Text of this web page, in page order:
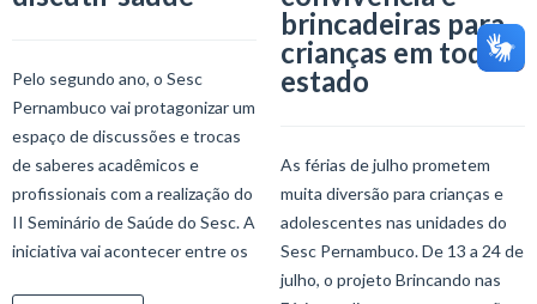
Pelo segundo ano, o Sesc
Pernambuco vai protagonizar um
espaço de discussões e trocas
de saberes acadêmicos e
profissionais com a realização do
II Seminário de Saúde do Sesc. A
iniciativa vai acontecer entre os
brincadeiras para
crianças em todo o
estado
As férias de julho prometem
muita diversão para crianças e
adolescentes nas unidades do
Sesc Pernambuco. De 13 a 24 de
julho, o projeto Brincando nas